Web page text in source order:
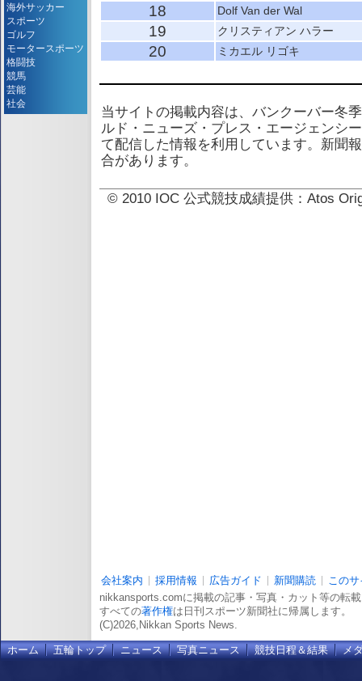
18 Dolf Van der Wal
19 クリスティアン ハラー
20 ミカエル リゴキ
当サイトの掲載内容は、バンクーバー冬
ルド・ニューズ・プレス・エージェンシ
て配信した情報を利用しています。新聞
合があります。
© 2010 IOC 公式競技成績提供：Atos
海外サッカー
スポーツ
ゴルフ
モータースポーツ
格闘技
競馬
芸能
社会
会社案内 採用情報 広告ガイド 新聞購読
この
nikkansports.comに掲載の記事・写真・カット等の転
すべての著作権は日刊スポーツ新聞社に帰属します。
(C)2026,Nikkan Sports News.
ホーム 五輪トップ ニュース 写真ニュース 競技日程＆結果 メ